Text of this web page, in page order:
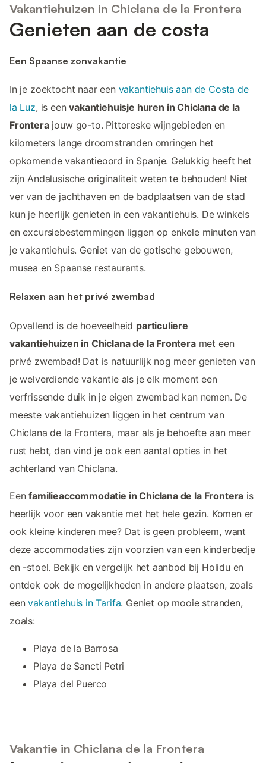
Vakantiehuizen in Chiclana de la Frontera
Genieten aan de costa
Een Spaanse zonvakantie
In je zoektocht naar een vakantiehuis aan de Costa de
la Luz, is eenvakantiehuisje huren in Chiclana de la
Fronterajouw go-to. Pittoreske wijngebieden en
kilometers lange droomstranden omringen het
opkomende vakantieoord in Spanje. Gelukkig heeft het
zijn Andalusische originaliteit weten te behouden! Niet
ver van de jachthaven en de badplaatsen van de stad
kun je heerlijk genieten in een vakantiehuis. De winkels
en excursiebestemmingen liggen op enkele minuten van
je vakantiehuis. Geniet van de gotische gebouwen,
musea en Spaanse restaurants.
Relaxen aan het privé zwembad
Opvallend is de hoeveelheid particuliere
vakantiehuizen in Chiclana de la Fronteramet een
privé zwembad! Dat is natuurlijk nog meer genieten van
je welverdiende vakantie als je elk moment een
verfrissende duik in je eigen zwembad kan nemen. De
meeste vakantiehuizen liggen in het centrum van
Chiclana de la Frontera, maar als je behoefte aan meer
rust hebt, dan vind je ook een aantal opties in het
achterland van Chiclana.
Eenfamilieaccommodatie in Chiclana de la Frontera is
heerlijk voor een vakantie met het hele gezin. Komen er
ook kleine kinderen mee? Dat is geen probleem, want
deze accommodaties zijn voorzien van een kinderbedje
en -stoel. Bekijk en vergelijk het aanbod bij Holidu en
ontdek ook de mogelijkheden in andere plaatsen, zoals
eenvakantiehuis in Tarifa. Geniet op mooie stranden,
zoals:
Playa de la Barrosa
Playa de Sancti Petri
Playa del Puerco
Vakantie in Chiclana de la Frontera